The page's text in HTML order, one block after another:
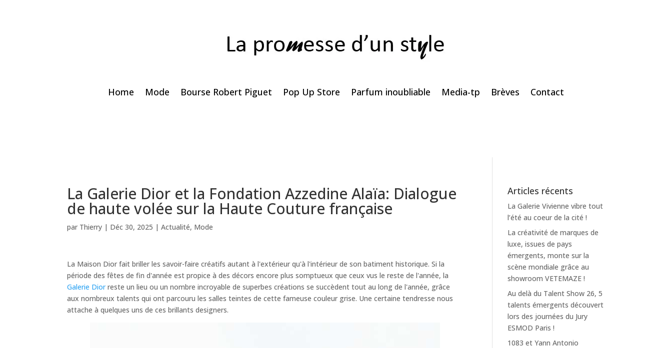
Home Mode Bourse Robert Piguet Pop Up Store Parfum inoubliable Media-tp Brèves Contact
La Galerie Dior et la Fondation Azzedine Alaïa: Dialogue
de haute volée sur la Haute Couture française
par Thierry | Déc 30, 2025 |Actualité, Mode
La Maison Dior fait briller les savoir-faire créatifs autant à l'extérieur qu'à l'intérieur de son batiment historique. Si la
période des fêtes de fin d'année est propice à des décors encore plus somptueux que ceux vus le reste de l'année, la
Galerie Diorreste un lieu ou un nombre incroyable de superbes créations se succèdent tout au long de l'année, grâce
aux nombreux talents qui ont parcouru les salles teintes de cette fameuse couleur grise. Une certaine tendresse nous
attache à quelques uns de ces brillants designers.
Articles récents
La Galerie Vivienne vibre tout
l’été au coeur de la cité !
La créativité de marques de
luxe, issues de pays
émergents, monte sur la
scène mondiale grâce au
showroom VETEMAZE !
Au delà du Talent Show 26, 5
talents émergents découvert
lors des journées du Jury
ESMOD Paris !
1083 et Yann Antonio